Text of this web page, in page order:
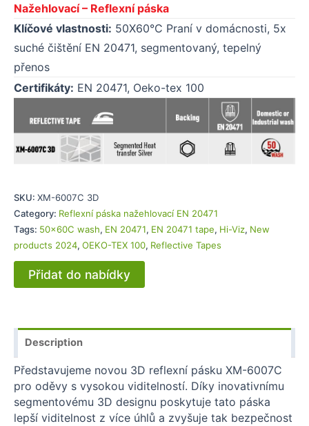
Nažehlovací – Reflexní páska
Klíčové vlastnosti: 50X60°C Praní v domácnosti, 5x
suché čištění EN 20471, segmentovaný, tepelný
přenos
Certifikáty: EN 20471, Oeko-tex 100
SKU: XM-6007C 3D
Category: Reflexní páska nažehlovací EN 20471
Tags: 50x60C wash, EN 20471, EN 20471 tape, Hi-Viz, New
products 2024, OEKO-TEX 100, Reflective Tapes
Přidat do nabídky
Description
Představujeme novou 3D reflexní pásku XM-6007C
pro oděvy s vysokou viditelností. Díky inovativnímu
segmentovému 3D designu poskytuje tato páska
lepší viditelnost z více úhlů a zvyšuje tak bezpečnost